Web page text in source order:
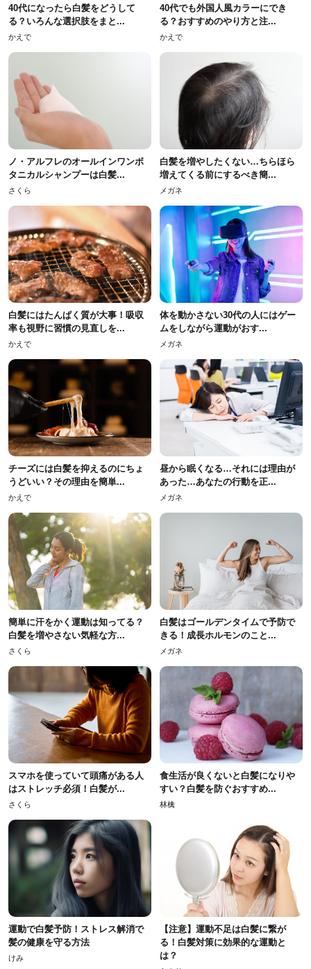
40代になったら白髪をどうして
る？いろんな選択肢をまと...
かえで
40代でも外国人風カラーにでき
る？おすすめのやり方と注...
かえで
ノ・アルフレのオールインワンボ
タニカルシャンプーは白髪...
さくら
白髪を増やしたくない…ちらほら
増えてくる前にするべき簡...
メガネ
白髪にはたんぱく質が大事！吸収
率も視野に習慣の見直しを...
かえで
体を動かさない30代の人にはゲー
ムをしながら運動がおす...
メガネ
チーズには白髪を抑えるのにちょ
うどいい？その理由を簡単...
かえで
昼から眠くなる…それには理由が
あった…あなたの行動を正...
メガネ
簡単に汗をかく運動は知ってる？
白髪を増やさない気軽な方...
さくら
白髪はゴールデンタイムで予防で
きる！成長ホルモンのこと...
メガネ
スマホを使っていて頭痛がある人
はストレッチ必須！白髪が...
さくら
食生活が良くないと白髪になりや
すい？白髪を防ぐおすすめ...
林檎
運動で白髪予防！ストレス解消で
髪の健康を守る方法
けみ
【注意】運動不足は白髪に繋が
る！白髪対策に効果的な運動と
は？